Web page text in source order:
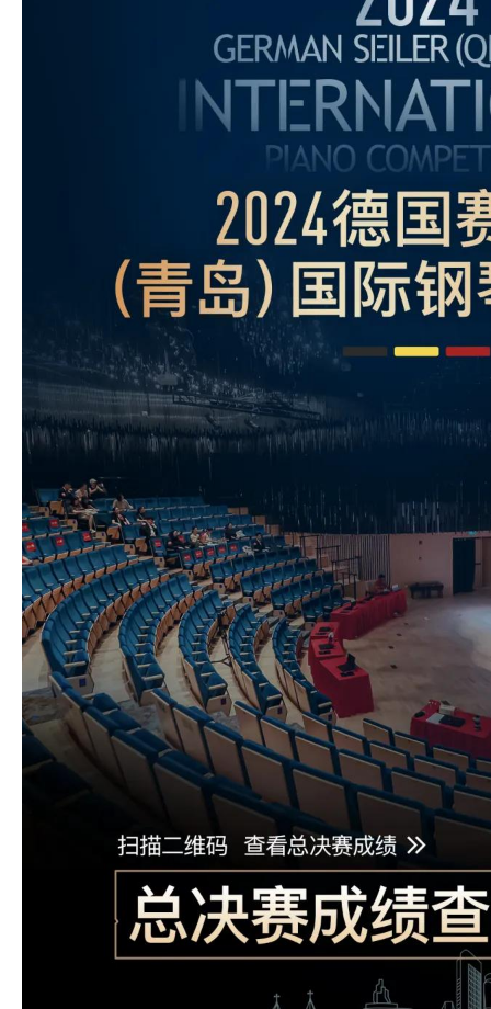
精彩回顾 | 第六届“言子杯”赛乐尔·三益青
少年钢琴大赛（黄山、无锡、东莞、武汉）
精彩回顾|第六届“言子杯
年钢琴大赛（太原赛区